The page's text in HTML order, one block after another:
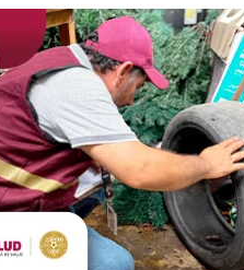
s
s
e
n
g
er
m
p
ar
tir